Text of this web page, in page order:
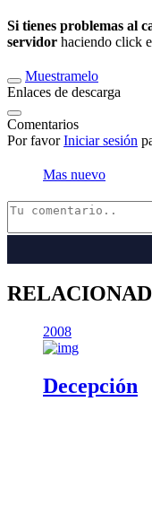
Si tienes problemas al
servidor haciendo click
Muestramelo
Enlaces de descarga
Comentarios
Por favorIniciar sesión
Mas nuevo
2008
Decepción